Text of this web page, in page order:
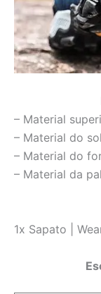
– Material
– Material do
– Material do
– Material da
1x Sapato |